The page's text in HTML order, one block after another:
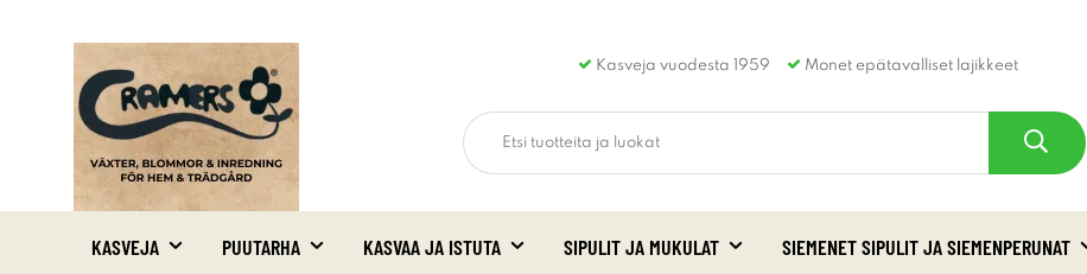
Kasveja vuodesta 1959 Monet epätavalliset lajikkeet
KASVEJA PUUTARHA KASVAA JA ISTUTA SIPULIT JA MUKULAT SIEMENET SIPULIT JA SIEMENPERUNAT